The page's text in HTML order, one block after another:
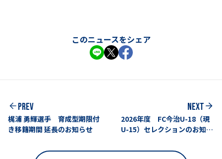
このニュースをシェア
PREV
梶浦 勇輝選手 育成型期限付
き移籍期間 延長のお知らせ
NEXT
2026年度 FC今治U-18（現
U-15）セレクションのお知ら